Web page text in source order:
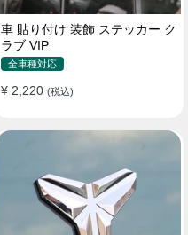
車 貼り付け 装飾 ステッカー ク
ラブ VIP
全車種対応
¥ 2,220 (税込)